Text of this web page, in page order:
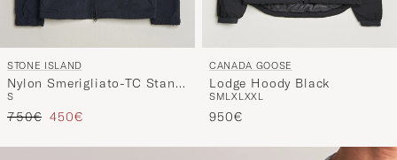
STONE ISLAND
Nylon Smerigliato-TC Stand
Collar Jacket Navy
S
Regulärer Preis
750€ Reduzierter Preis
450€
CANADA GOOSE
Lodge Hoody Black
SMLXLXXL
950€